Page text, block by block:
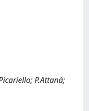
P.Attanà;